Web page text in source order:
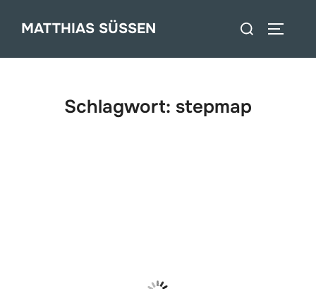
InhaltMATTHIAS SÜSSEN
Suchen
Schlagwort: stepmap